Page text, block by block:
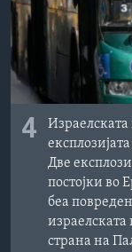
4
Израелската
Две
постојки во
беа
страна на